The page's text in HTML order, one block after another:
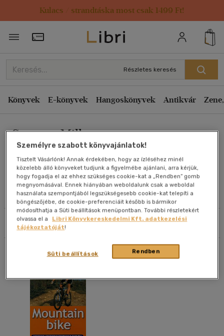
Kulacs / strandtáska most csak 1499 Ft!
Törzsvásárlói Kártya adatai
Részletes keresés
Könyvek E-könyvek Hangoskönyvek Antikvár
Susanna Mills
Művei
Olvasói vélemények
Szűrés Rendezés
Rendezés
Kiadás éve szerint csökkenő
Ár szerint csökkenő
Eladott darabszám szerint csökkenő
Eladott darabszám szerint növekvő
Cím szerint A-Z
Szerző szerint A-Z
Megjelenítés
20 db / oldal
Alkalmaz
Összesen db
Személyre szabott könyvajánlatok!
Tisztelt Vásárlónk! Annak érdekében, hogy az ízléséhez minél
közelebb álló könyveket tudjunk a figyelmébe ajánlani, arra kérjük,
hogy fogadja el az ehhez szükséges cookie-kat a „Rendben” gomb
megnyomásával. Ennek hiányában weboldalunk csak a weboldal
használata szempontjából legszükségesebb cookie-kat telepíti a
böngészőjébe, de cookie-preferenciáit később is bármikor
módosíthatja a Süti beállítások menüpontban. További részletekért
olvassa el a
Libri Könyvkereskedelmi Kft. adatkezelési
tájékoztatóját!
Rendben
Süti beállítások